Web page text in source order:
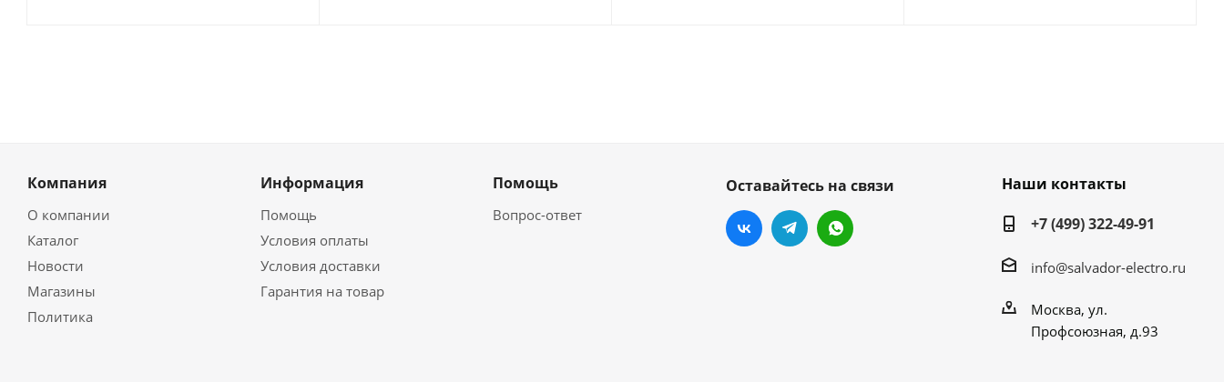
Компания
О компании
Каталог
Новости
Магазины
Политика
Информация
Помощь
Условия оплаты
Условия доставки
Гарантия на товар
Помощь
Вопрос-ответ
Оставайтесь на связи
Наши контакты
+7 (499) 322-49-91
info@salvador-electro.ru
Москва, ул.
Профсоюзная, д.93